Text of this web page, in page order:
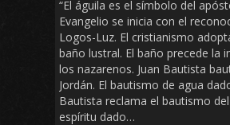
“El águila es el símbolo del
Evangelio se inicia con el
Logos-Luz. El cristianismo
baño lustral. El baño precede la
los nazarenos. Juan Bautista
Jordán. El bautismo de agua
Bautista reclama el bautismo
espíritu dado…